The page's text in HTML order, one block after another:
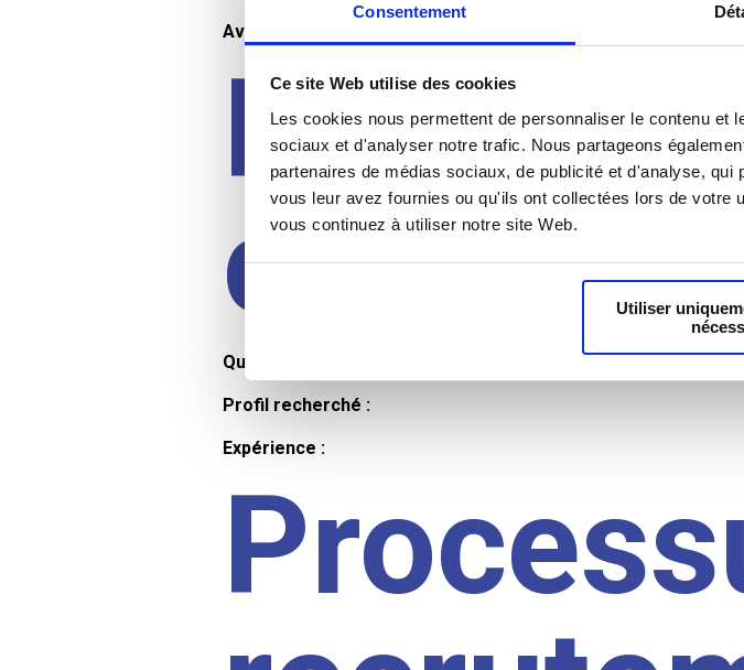
Consentement
Ce site Web utilise des cookies
Les cookies nous permettent de personnaliser le contenu
sociaux et d'analyser notre trafic. Nous partageons
partenaires de médias sociaux, de publicité et d'analyse,
vous leur avez fournies ou qu'ils ont collectées lors de
vous continuez à utiliser notre site Web.
Utiliser
Avantages :
Profil du
Qualifications et diplômes :
Profil recherché :
Expérience :